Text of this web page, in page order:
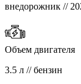
внедорожник //
Объем двигателя
3.5 л // бензин